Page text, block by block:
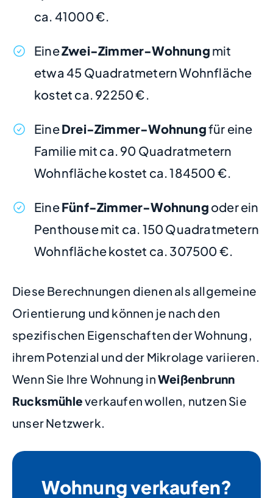
ca. 41000 €.
EineZwei-Zimmer-Wohnung mit
etwa 45 Quadratmetern Wohnfläche
kostet ca. 92250 €.
EineDrei-Zimmer-Wohnungfür eine
Familie mit ca. 90 Quadratmetern
Wohnfläche kostet ca. 184500 €.
EineFünf-Zimmer-Wohnung oder ein
Penthouse mit ca. 150 Quadratmetern
Wohnfläche kostet ca. 307500 €.
Diese Berechnungen dienen als allgemeine
Orientierung und können je nach den
spezifischen Eigenschaften der Wohnung,
ihrem Potenzial und der Mikrolage variieren.
Wenn Sie Ihre Wohnung inWeißenbrunn
Rucksmühleverkaufen wollen, nutzen Sie
unser Netzwerk.
Wohnung verkaufen?